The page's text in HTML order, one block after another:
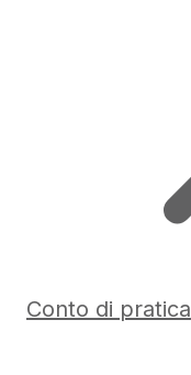
Conto di pratica